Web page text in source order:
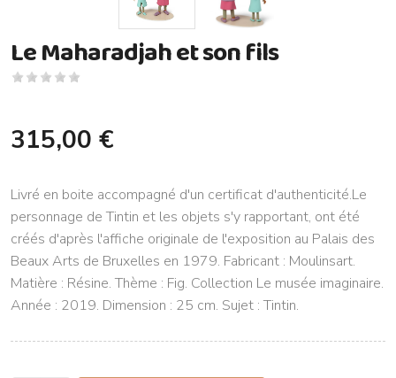
Le Maharadjah et son fils
315,00 €
Livré en boite accompagné d'un certificat d'authenticité.Le
personnage de Tintin et les objets s'y rapportant, ont été
créés d'après l'affiche originale de l'exposition au Palais des
Beaux Arts de Bruxelles en 1979. Fabricant : Moulinsart.
Matière : Résine. Thème : Fig. Collection Le musée imaginaire.
Année : 2019. Dimension : 25 cm. Sujet : Tintin.